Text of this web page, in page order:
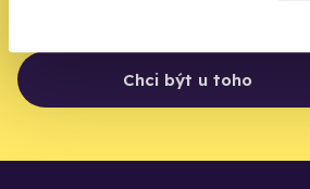
Chci být u toho